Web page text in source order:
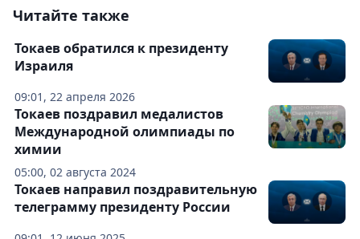
Читайте также
09:01, 22 апреля 2026
Токаев обратился к президенту
Израиля
05:00, 02 августа 2024
Токаев поздравил медалистов
Международной олимпиады по
химии
Токаев направил поздравительную
телеграмму президенту России